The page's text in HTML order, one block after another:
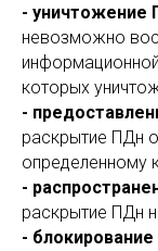
- уничтожение
невозможно
которых
-
раскрытие ПДн
определенному
-
раскрытие ПДн
-